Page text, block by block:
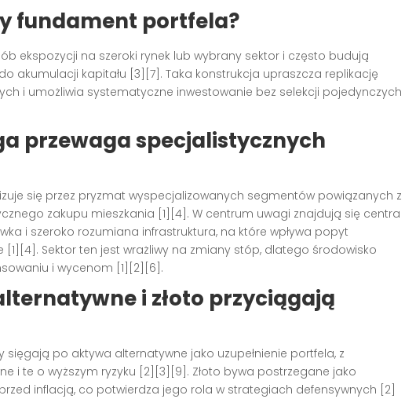
fundament portfela?
ekspozycji na szeroki rynek lub wybrany sektor i często budują
akumulacji kapitału [3][7]. Taka konstrukcja upraszcza replikację
i umożliwia systematyczne inwestowanie bez selekcji pojedynczych
przewaga specjalistycznych
się przez pryzmat wyspecjalizowanych segmentów powiązanych z
zakupu mieszkania [1][4]. W centrum uwagi znajdują się centra
i szeroko rozumiana infrastruktura, na które wpływa popyt
Sektor ten jest wrażliwy na zmiany stóp, dlatego środowisko
i wycenom [1][2][6].
i złoto przyciągają
po aktywa alternatywne jako uzupełnienie portfela, z
i te o wyższym ryzyku [2][3][9]. Złoto bywa postrzegane jako
inflacją, co potwierdza jego rola w strategiach defensywnych [2]